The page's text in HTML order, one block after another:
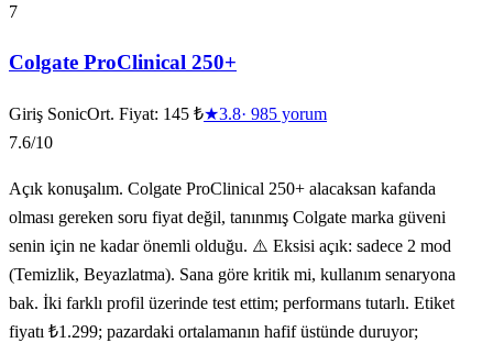
7
Colgate ProClinical 250+
Giriş SonicOrt. Fiyat: 145 ₺★3.8· 985 yorum
7.6/10
Açık konuşalım. Colgate ProClinical 250+ alacaksan kafanda
olması gereken soru fiyat değil, tanınmış Colgate marka güveni
senin için ne kadar önemli olduğu. ⚠️ Eksisi açık: sadece 2 mod
(Temizlik, Beyazlatma). Sana göre kritik mi, kullanım senaryona
bak. İki farklı profil üzerinde test ettim; performans tutarlı. Etiket
fiyatı ₺1.299; pazardaki ortalamanın hafif üstünde duruyor;